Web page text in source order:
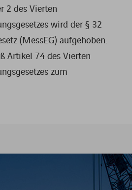
2 des Vierten
wird der § 32
(MessEG) aufgehoben.
Artikel 74 des Vierten
zum